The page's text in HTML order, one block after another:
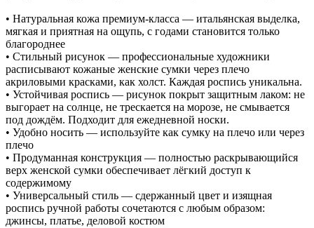
• Натуральная кожа премиум-класса — итальянская выделка,
мягкая и приятная на ощупь, с годами становится только
благороднее
• Стильный рисунок — профессиональные художники
расписывают кожаные женские сумки через плечо
акриловыми красками, как холст. Каждая роспись уникальна.
• Устойчивая роспись — рисунок покрыт защитным лаком: не
выгорает на солнце, не трескается на морозе, не смывается
под дождём. Подходит для ежедневной носки.
• Удобно носить — используйте как сумку на плечо или через
плечо
• Продуманная конструкция — полностью раскрывающийся
верх женской сумки обеспечивает лёгкий доступ к
содержимому
• Универсальный стиль — сдержанный цвет и изящная
роспись ручной работы сочетаются с любым образом:
джинсы, платье, деловой костюм